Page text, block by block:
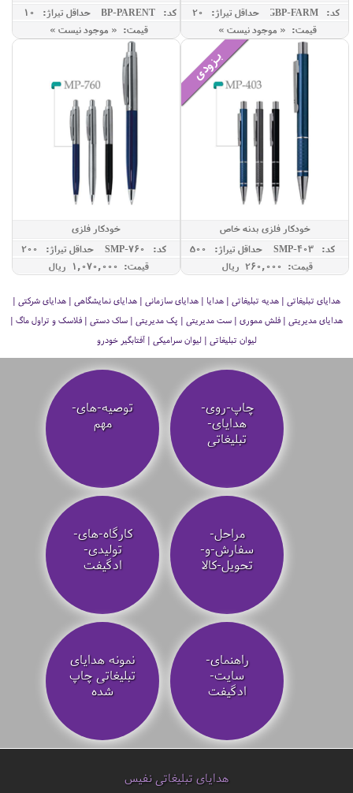
FARM کد: GBP-FARM
حداقل تيراژ: 20
قیمت: « موجود نیست »
کد: GBP-PARENT
حداقل تيراژ: 10
قیمت: « موجود نیست »
خودکار فلزی بدنه خاص
کد: SMP-403
حداقل تيراژ: 500
قیمت: 260,000 ريال
خودکار فلزی
کد: SMP-760
حداقل تيراژ: 200
قیمت: 1,070,000 ريال
هدایای تبلیغاتی | هدیه تبلیغاتی | هدایا | هدایای سازمانی | هدایای نمایشگاهی | هدایای شرکتی |
هدایای مدیریتی | فلش مموری | ست مدیریتی | پک مدیریتی | ساک دستی | فلاسک و تراول ماگ |
لیوان تبلیغاتی | لیوان سرامیکی | آفتابگیر خودرو
چاپ-روی-
هدایای-
تبلیغاتی
توصیه‌-های-
مهم
مراحل-
سفارش-و-
تحویل-کالا
کارگاه-های-
تولیدی-
ادگیفت
راهنمای-
سایت-
ادگیفت
نمونه هدایای
تبلیغاتی چاپ
شده
هدایای تبلیغاتی نفیس